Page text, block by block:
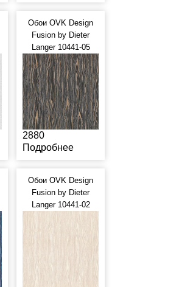
Обои OVK Design
Fusion by Dieter
Langer 10441-05
2880
Подробнее
Обои OVK Design
Fusion by Dieter
Langer 10441-02